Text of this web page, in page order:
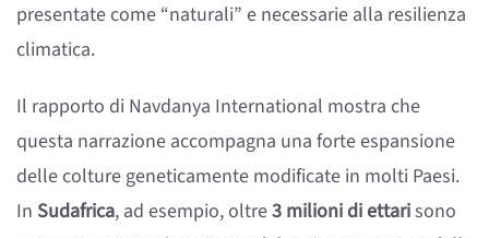
presentate come “naturali” e necessarie alla resilienza
climatica.
Il rapporto di Navdanya International mostra che
questa narrazione accompagna una forte espansione
delle colture geneticamente modificate in molti Paesi.
In Sudafrica, ad esempio, oltre3 milioni di ettarisono